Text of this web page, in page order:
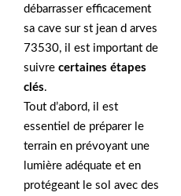
débarrasser efficacement
sa cave sur st jean d arves
73530, il est important de
suivre certaines étapes
clés.
Tout d’abord, il est
essentiel de préparer le
terrain en prévoyant une
lumière adéquate et en
protégeant le sol avec des